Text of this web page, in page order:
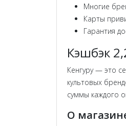
Многие
Карты
Гарантия
Кэшбэк
Кенгуру — это
культовых
суммы каждого
О